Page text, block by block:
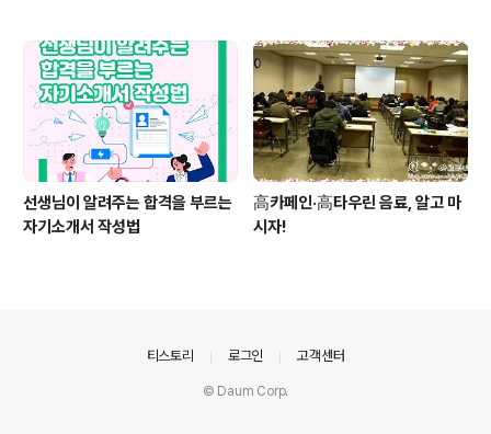
선생님이 알려주는 합격을 부르는
자기소개서 작성법
高카페인·高타우린 음료, 알고 마
시자!
티스토리 로그인 고객센터
© Daum Corp.